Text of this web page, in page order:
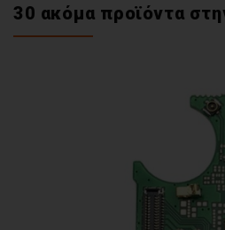
30 ακόμα προϊόντα